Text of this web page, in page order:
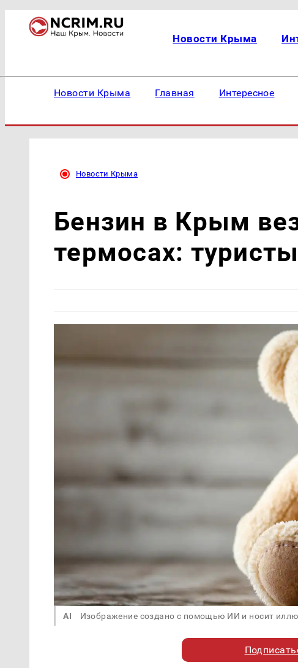
Новости Крыма
Новости Крыма Главная Интересное
Новости Крыма
Бензин в Крым
термосах:
AI Изображение создано с помощью ИИ и носит